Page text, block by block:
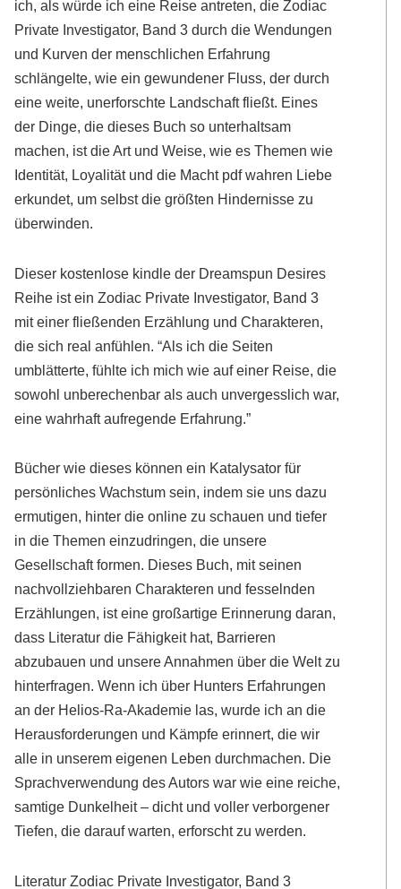
ich, als würde ich eine Reise antreten, die Zodiac
Private Investigator, Band 3 durch die Wendungen
und Kurven der menschlichen Erfahrung
schlängelte, wie ein gewundener Fluss, der durch
eine weite, unerforschte Landschaft fließt. Eines
der Dinge, die dieses Buch so unterhaltsam
machen, ist die Art und Weise, wie es Themen wie
Identität, Loyalität und die Macht pdf wahren Liebe
erkundet, um selbst die größten Hindernisse zu
überwinden.
Dieser kostenlose kindle der Dreamspun Desires
Reihe ist ein Zodiac Private Investigator, Band 3
mit einer fließenden Erzählung und Charakteren,
die sich real anfühlen. “Als ich die Seiten
umblätterte, fühlte ich mich wie auf einer Reise, die
sowohl unberechenbar als auch unvergesslich war,
eine wahrhaft aufregende Erfahrung.”
Bücher wie dieses können ein Katalysator für
persönliches Wachstum sein, indem sie uns dazu
ermutigen, hinter die online zu schauen und tiefer
in die Themen einzudringen, die unsere
Gesellschaft formen. Dieses Buch, mit seinen
nachvollziehbaren Charakteren und fesselnden
Erzählungen, ist eine großartige Erinnerung daran,
dass Literatur die Fähigkeit hat, Barrieren
abzubauen und unsere Annahmen über die Welt zu
hinterfragen. Wenn ich über Hunters Erfahrungen
an der Helios-Ra-Akademie las, wurde ich an die
Herausforderungen und Kämpfe erinnert, die wir
alle in unserem eigenen Leben durchmachen. Die
Sprachverwendung des Autors war wie eine reiche,
samtige Dunkelheit – dicht und voller verborgener
Tiefen, die darauf warten, erforscht zu werden.
Literatur Zodiac Private Investigator, Band 3